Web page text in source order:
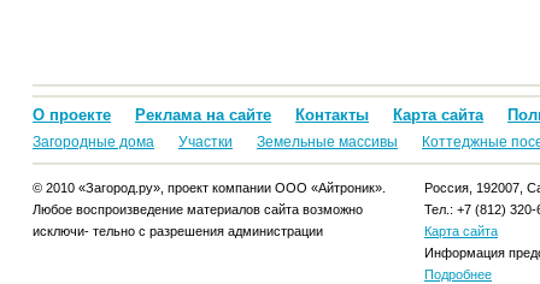
О проекте Реклама на сайте Контакты Карта сайта
Загородные дома Участки Земельные массивы Коттеджные
© 2010 «Загород.ру», проект компании ООО «Айтроник».
Любое воспроизведение материалов сайта возможно
исключи- тельно с разрешения администрации
Россия, 192007,
Тел.: +7 (812) 320-
Карта сайта
Информация
Подробнее